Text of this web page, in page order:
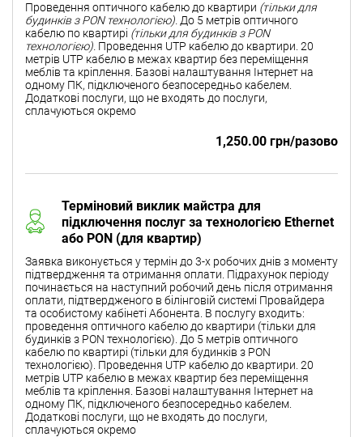
Проведення оптичного кабелю до квартири (тільки для
будинків з PON технологією). До 5 метрів оптичного
кабелю по квартирі (тільки для будинків з PON
технологією). Проведення UTP кабелю до квартири. 20
метрів UTP кабелю в межах квартир без переміщення
меблів та кріплення. Базові налаштування Інтернет на
одному ПК, підключеного безпосередньо кабелем.
Додаткові послуги, що не входять до послуги,
сплачуються окремо
1,250.00 грн/разово
Терміновий виклик майстра для
підключення послуг за технологією Ethernet
або PON (для квартир)
Заявка виконується у термін до 3-х робочих днів з моменту
підтвердження та отримання оплати. Підрахунок періоду
починається на наступний робочий день після отримання
оплати, підтвердженого в білінговій системі Провайдера
та особистому кабінеті Абонента. В послугу входить:
проведення оптичного кабелю до квартири (тільки для
будинків з PON технологією). До 5 метрів оптичного
кабелю по квартирі (тільки для будинків з PON
технологією). Проведення UTP кабелю до квартири. 20
метрів UTP кабелю в межах квартир без переміщення
меблів та кріплення. Базові налаштування Інтернет на
одному ПК, підключеного безпосередньо кабелем.
Додаткові послуги, що не входять до послуги,
сплачуються окремо